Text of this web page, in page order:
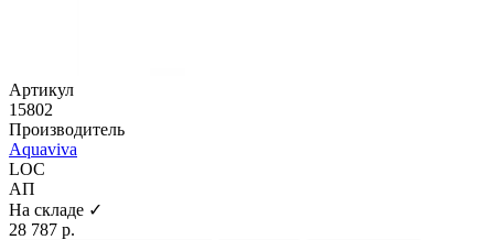
Артикул
15802
Производитель
Aquaviva
LOC
АП
На складе ✓
28 787 р.